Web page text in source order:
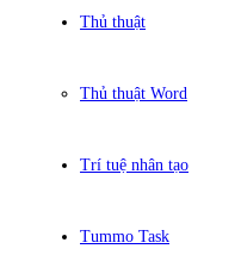
Thủ thuật
Thủ thuật Word
Trí tuệ nhân tạo
Tummo Task